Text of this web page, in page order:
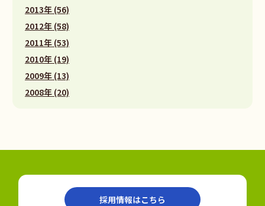
2013年 (56)
2012年 (58)
2011年 (53)
2010年 (19)
2009年 (13)
2008年 (20)
採用情報はこちら